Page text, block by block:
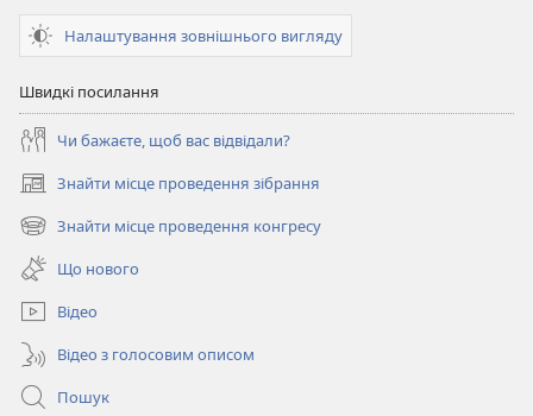
Налаштування зовнішнього вигляду
Швидкі посилання
Чи бажаєте, щоб вас відвідали?
Знайти місце проведення зібрання
(відкривається
у
новому
вікні)
Знайти місце проведення конгресу
(відкривається
новому
вікні)
Що нового
Відео
Відео з голосовим описом
Пошук